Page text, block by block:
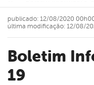
Boletim Informativo Covid-
19
publicado: 12/08/2020
última modificação: 12/08/